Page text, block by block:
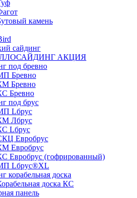
камень
сайдинг
АКЦИЯ
под бревно
Бревно
Бревно
Бревно
под брус
Lбрус
Лбрус
Lбрус
Евробрус
Евробрус
Евробрус (гофрированный)
Lбрус®XL
корабельная доска
доска КС
панель